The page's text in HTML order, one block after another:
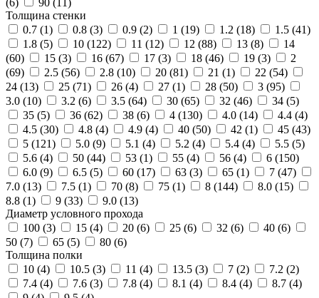
Толщина стенки
0.7 (1) 0.8 (3) 0.9 (2) 1 (19) 1.2 (18) 1.5 (41)
1.8 (5) 10 (122) 11 (12) 12 (88) 13 (8)
14
(60) 15 (3) 16 (67) 17 (3) 18 (46) 19 (3)
2
(69) 2.5 (56) 2.8 (10) 20 (81) 21 (1) 22 (54)
24 (13) 25 (71) 26 (4) 27 (1) 28 (50) 3 (95)
3.0 (10) 3.2 (6) 3.5 (64) 30 (65) 32 (46) 34 (5)
35 (5) 36 (62) 38 (6) 4 (130) 4.0 (14) 4.4 (4)
4.5 (30) 4.8 (4) 4.9 (4) 40 (50) 42 (1) 45 (43)
5 (121) 5.0 (9) 5.1 (4) 5.2 (4) 5.4 (4) 5.5 (5)
5.6 (4) 50 (44) 53 (1) 55 (4) 56 (4) 6 (150)
6.0 (9) 6.5 (5) 60 (17) 63 (3) 65 (1) 7 (47)
7.0 (13) 7.5 (1) 70 (8) 75 (1) 8 (144) 8.0 (15)
8.8 (1) 9 (33) 9.0 (13)
Диаметр условного прохода
100 (3) 15 (4) 20 (6) 25 (6) 32 (6) 40 (6)
50 (7) 65 (5) 80 (6)
Толщина полки
10 (4) 10.5 (3) 11 (4) 13.5 (3) 7 (2) 7.2 (2)
7.4 (4) 7.6 (3) 7.8 (4) 8.1 (4) 8.4 (4) 8.7 (4)